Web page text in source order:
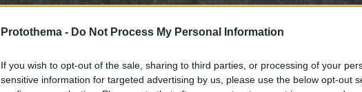
Protothema - Do Not Process My Personal Information
If you wish to opt-out of the sale, sharing to third parties, or processing of your
sensitive information for targeted advertising by us, please use the below opt-out